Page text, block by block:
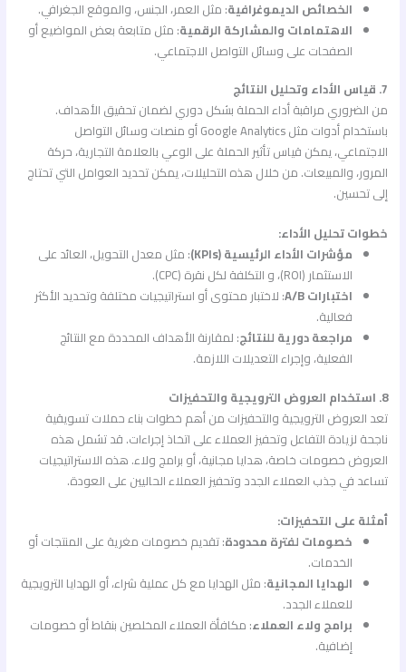
الخصائص الديموغرافية: مثل العمر، الجنس، والموقع الجغرافي.
الاهتمامات والمشاركة الرقمية: مثل متابعة بعض المواضيع أو
الصفحات على وسائل التواصل الاجتماعي.
7. قياس الأداء وتحليل النتائج
من الضروري مراقبة أداء الحملة بشكل دوري لضمان تحقيق الأهداف.
باستخدام أدوات مثل Google Analytics أو منصات وسائل التواصل
الاجتماعي، يمكن قياس تأثير الحملة على الوعي بالعلامة التجارية، حركة
المرور، والمبيعات. من خلال هذه التحليلات، يمكن تحديد العوامل التي تحتاج
إلى تحسين.
خطوات تحليل الأداء:
مؤشرات الأداء الرئيسية (KPIs)
: مثل معدل التحويل، العائد على
الاستثمار (ROI)، و التكلفة لكل نقرة (CPC).
اختبارات A/B
: لاختبار محتوى أو استراتيجيات مختلفة وتحديد الأكثر
فعالية.
مراجعة دورية للنتائج: لمقارنة الأهداف المحددة مع النتائج
الفعلية، وإجراء التعديلات اللازمة.
8. استخدام العروض الترويجية والتحفيزات
تعد العروض الترويجية والتحفيزات من أهم خطوات بناء حملات تسويقية
ناجحة لزيادة التفاعل وتحفيز العملاء على اتخاذ إجراءات. قد تشمل هذه
العروض خصومات خاصة، هدايا مجانية، أو برامج ولاء. هذه الاستراتيجيات
تساعد في جذب العملاء الجدد وتحفيز العملاء الحاليين على العودة.
أمثلة على التحفيزات:
خصومات لفترة محدودة: تقديم خصومات مغرية على المنتجات أو
الخدمات.
الهدايا المجانية: مثل الهدايا مع كل عملية شراء، أو الهدايا الترويجية
للعملاء الجدد.
برامج ولاء العملاء: مكافأة العملاء المخلصين بنقاط أو خصومات
إضافية.